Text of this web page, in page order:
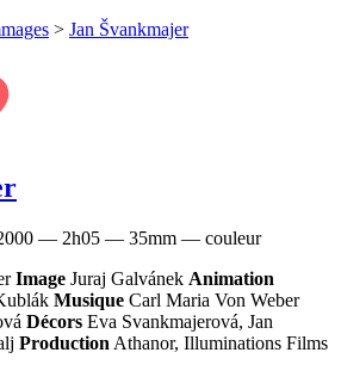
> Jan Švankmajer
— 2h05 — 35mm — couleur
Image Juraj Galvánek Animation
Musique Carl Maria Von Weber
Décors Eva Svankmajerová, Jan
Production Athanor, Illuminations Films